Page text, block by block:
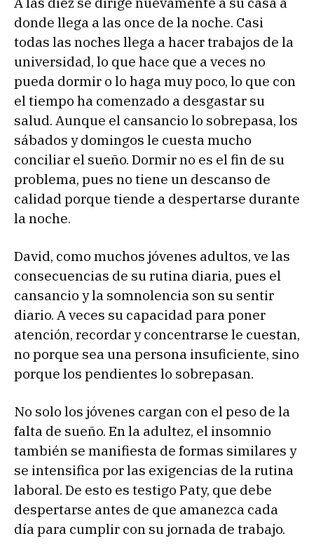
donde llega a las once de la noche. Casi
todas las noches llega a hacer trabajos de la
universidad, lo que hace que a veces no
pueda dormir o lo haga muy poco, lo que con
el tiempo ha comenzado a desgastar su
salud. Aunque el cansancio lo sobrepasa, los
sábados y domingos le cuesta mucho
conciliar el sueño. Dormir no es el fin de su
problema, pues no tiene un descanso de
calidad porque tiende a despertarse durante
la noche.
David, como muchos jóvenes adultos, ve las
consecuencias de su rutina diaria, pues el
cansancio y la somnolencia son su sentir
diario. A veces su capacidad para poner
atención, recordar y concentrarse le cuestan,
no porque sea una persona insuficiente, sino
porque los pendientes lo sobrepasan.
No solo los jóvenes cargan con el peso de la
falta de sueño. En la adultez, el insomnio
también se manifiesta de formas similares y
se intensifica por las exigencias de la rutina
laboral. De esto es testigo Paty, que debe
despertarse antes de que amanezca cada
día para cumplir con su jornada de trabajo.